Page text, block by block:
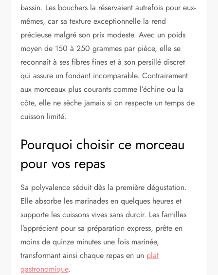
bassin. Les bouchers la réservaient autrefois pour eux-
mêmes, car sa texture exceptionnelle la rend
précieuse malgré son prix modeste. Avec un poids
moyen de 150 à 250 grammes par pièce, elle se
reconnaît à ses fibres fines et à son persillé discret
qui assure un fondant incomparable. Contrairement
aux morceaux plus courants comme l’échine ou la
côte, elle ne sèche jamais si on respecte un temps de
cuisson limité.
Pourquoi choisir ce morceau
pour vos repas
Sa polyvalence séduit dès la première dégustation.
Elle absorbe les marinades en quelques heures et
supporte les cuissons vives sans durcir. Les familles
l’apprécient pour sa préparation express, prête en
moins de quinze minutes une fois marinée,
transformant ainsi chaque repas en un plat
gastronomique.